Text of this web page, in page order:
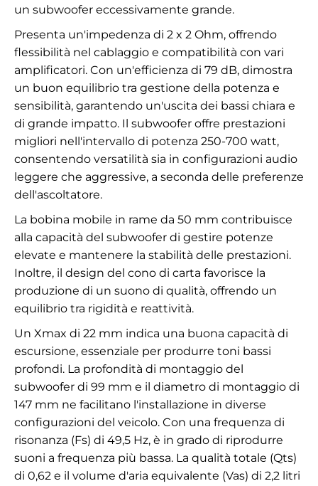
un subwoofer eccessivamente grande.
Presenta un'impedenza di 2 x 2 Ohm, offrendo
flessibilità nel cablaggio e compatibilità con vari
amplificatori. Con un'efficienza di 79 dB, dimostra
un buon equilibrio tra gestione della potenza e
sensibilità, garantendo un'uscita dei bassi chiara e
di grande impatto. Il subwoofer offre prestazioni
migliori nell'intervallo di potenza 250-700 watt,
consentendo versatilità sia in configurazioni audio
leggere che aggressive, a seconda delle preferenze
dell'ascoltatore.
La bobina mobile in rame da 50 mm contribuisce
alla capacità del subwoofer di gestire potenze
elevate e mantenere la stabilità delle prestazioni.
Inoltre, il design del cono di carta favorisce la
produzione di un suono di qualità, offrendo un
equilibrio tra rigidità e reattività.
Un Xmax di 22 mm indica una buona capacità di
escursione, essenziale per produrre toni bassi
profondi. La profondità di montaggio del
subwoofer di 99 mm e il diametro di montaggio di
147 mm ne facilitano l'installazione in diverse
configurazioni del veicolo. Con una frequenza di
risonanza (Fs) di 49,5 Hz, è in grado di riprodurre
suoni a frequenza più bassa. La qualità totale (Qts)
di 0,62 e il volume d'aria equivalente (Vas) di 2,2 litri